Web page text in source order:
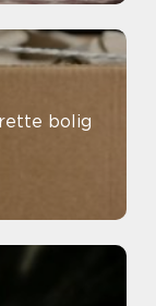
bolig